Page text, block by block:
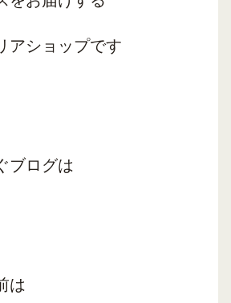
アショップです
ブログは
は